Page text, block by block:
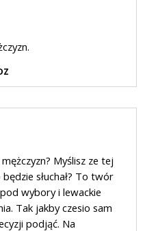
Myślisz ze tej
słuchał? To twór
wybory i lewackie
Tak jakby czesio sam
podjąć. Na